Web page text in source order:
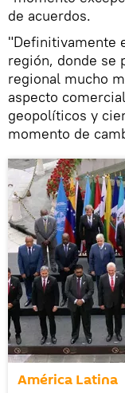
de acuerdos.
"Definitivamente
región, donde se
regional mucho
aspecto
geopolíticos y
momento de
América Latina